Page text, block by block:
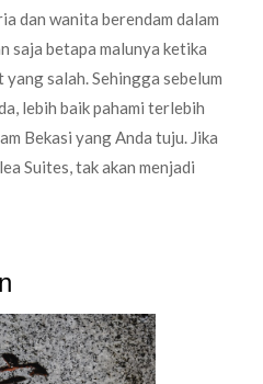
dan wanita berendam dalam
saja betapa malunya ketika
salah. Sehingga sebelum
lebih baik pahami terlebih
Bekasi yang Anda tuju. Jika
Suites, tak akan menjadi